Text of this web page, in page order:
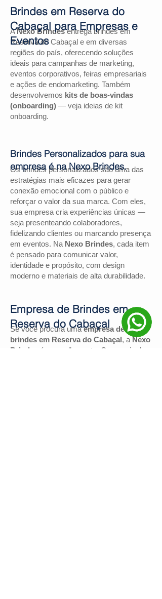
ANexo Brindesentrega brindes em
Reserva do Cabaçal e em diversas
regiões do país, oferecendo soluções
ideais para campanhas de marketing,
eventos corporativos, feiras empresariais
e ações de endomarketing. Também
desenvolvemos kits de boas-vindas
(onboarding) — veja ideias de kit
onboarding.
Os brindes personalizados são uma das
estratégias mais eficazes para gerar
conexão emocional com o público e
reforçar o valor da sua marca. Com eles,
sua empresa cria experiências únicas —
seja presenteando colaboradores,
fidelizando clientes ou marcando presença
em eventos. Na Nexo Brindes, cada item
é pensado para comunicar valor,
identidade e propósito, com design
moderno e materiais de alta durabilidade.
Se você procura umaempresa de
brindes em Reserva do Cabaçal, aNexo
Brindes
é a escolha certa. Com mais de
Brindes em Reserva do
Cabaçal para Empresas e
Eventos
Brindes Personalizados para sua
empresa é na Nexo Brindes.
Empresa de Brindes em
Reserva do Cabaçal